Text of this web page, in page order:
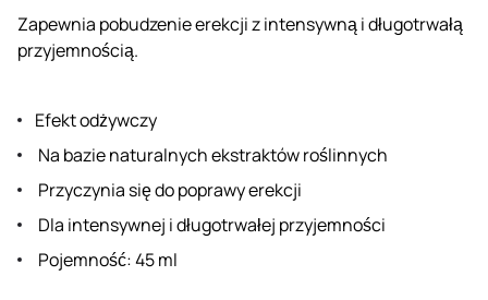
Zapewnia pobudzenie erekcji z intensywną i długotrwałą
przyjemnością.
Efekt odżywczy
Na bazie naturalnych ekstraktów roślinnych
Przyczynia się do poprawy erekcji
Dla intensywnej i długotrwałej przyjemności
Pojemność: 45 ml